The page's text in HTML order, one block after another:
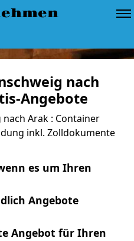
nach
Angebote
Arak : Container
inkl. Zolldokumente
es um Ihren
Angebote
Angebot für Ihren